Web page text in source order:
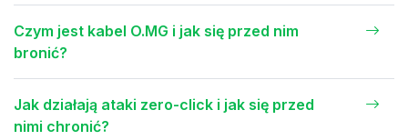
Czym jest kabel O.MG i jak się przed nim
bronić?
Jak działają ataki zero-click i jak się przed
nimi chronić?